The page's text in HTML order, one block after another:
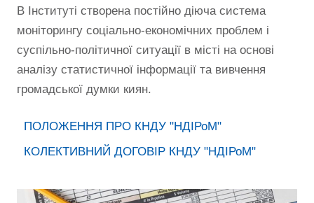
В Інституті створена постійно діюча система
моніторингу соціально-економічних проблем і
суспільно-політичної ситуації в місті на основі
аналізу статистичної інформації та вивчення
громадської думки киян.
ПОЛОЖЕННЯ ПРО КНДУ "НДІРоМ"
КОЛЕКТИВНИЙ ДОГОВІР КНДУ "НДІРоМ"